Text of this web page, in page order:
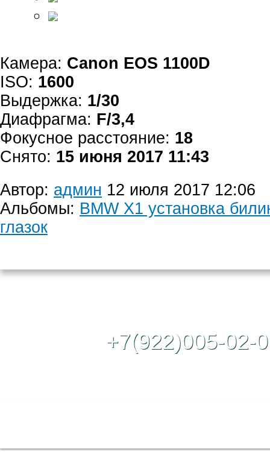
Камера: Canon EOS 1100D
ISO: 1600
Выдержка: 1/30
Диафрагма: F/3,4
Фокусное расстояние: 18
Снято: 15 июня 2017 11:43
Автор: админ 12 июля 2017 12:06
Альбомы: BMW X1 установка
глазок
+7(922)005-02-